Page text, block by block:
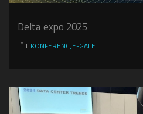
Delta expo 2025
KONFERENCJE-GALE